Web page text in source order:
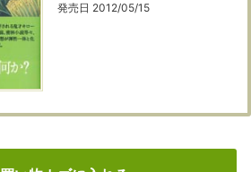
発売日 2012/05/15